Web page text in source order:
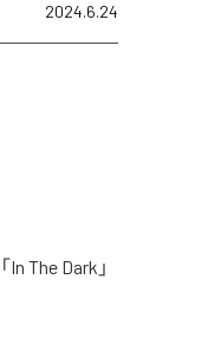
2024.6.24
The Dark」